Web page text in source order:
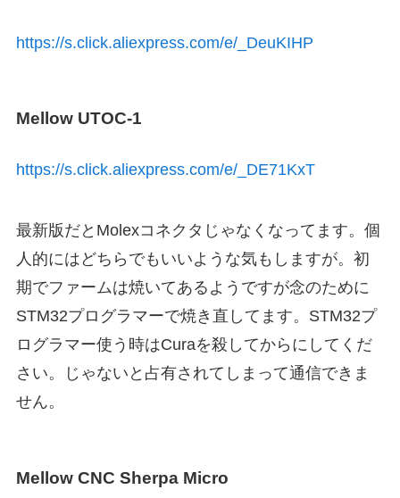
https://s.click.aliexpress.com/e/_DeuKIHP
Mellow UTOC-1
https://s.click.aliexpress.com/e/_DE71KxT
最新版だとMolexコネクタじゃなくなってます。個
人的にはどちらでもいいような気もしますが。初
期でファームは焼いてあるようですが念のために
STM32プログラマーで焼き直してます。STM32プ
ログラマー使う時はCuraを殺してからにしてくだ
さい。じゃないと占有されてしまって通信できま
せん。
Mellow CNC Sherpa Micro